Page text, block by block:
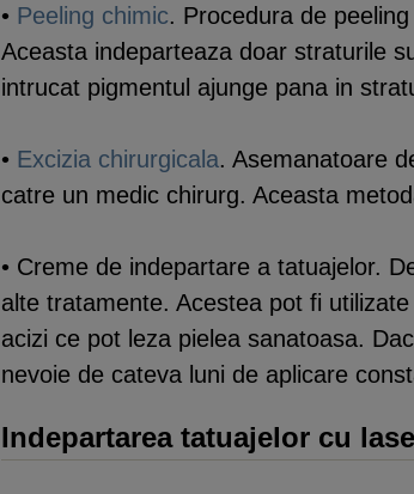
• Peeling chimic. Procedura de
Aceasta indeparteaza doar straturile
intrucat pigmentul ajunge pana in
• Excizia chirurgicala. Asemanatoare
catre un medic chirurg. Aceasta
• Creme de indepartare a tatuajelor.
alte tratamente. Acestea pot fi
acizi ce pot leza pielea sanatoasa.
nevoie de cateva luni de aplicare
Indepartarea tatuajelor cu